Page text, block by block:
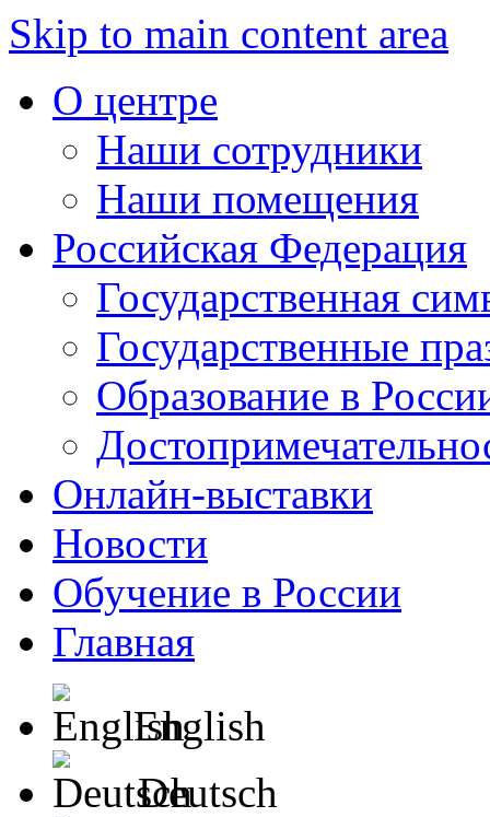
Skip to main content area
О центре
Наши сотрудники
Наши помещения
Российская Федерация
Государственная
Государственные
Образование в
Онлайн-выставки
Новости
Обучение в России
Главная
English
Deutsch